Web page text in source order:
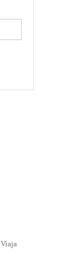
Viaja